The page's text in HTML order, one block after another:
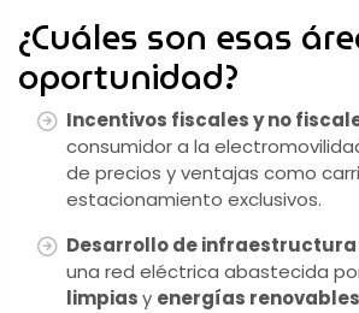
¿Cuáles son esas
oportunidad?
Incentivos fiscales y no
consumidor a la
de precios y ventajas como
estacionamiento exclusivos.
Desarrollo de infraestructura
una red eléctrica abastecida
limpiasy energías